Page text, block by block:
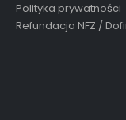
Polityka prywatności
Refundacja NFZ /